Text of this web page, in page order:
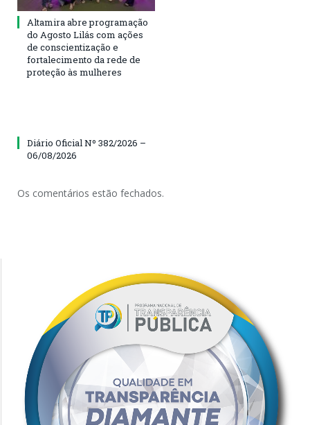
Altamira abre programação
do Agosto Lilás com ações
de conscientização e
fortalecimento da rede de
proteção às mulheres
Diário Oficial Nº 382/2026 –
06/08/2026
Os comentários estão fechados.